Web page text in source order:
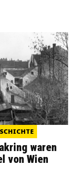
waren
von Wien